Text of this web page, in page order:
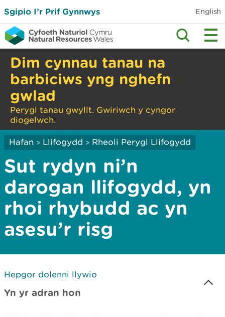
Sgipio I’r Prif Gynnwys English
Dim cynnau tanau na
barbiciws yng nghefn
gwlad
Perygl tanau gwyllt. Gwiriwch y cyngor
diogelwch.
Hafan > Llifogydd > Rheoli Perygl Llifogydd
Sut rydyn ni’n
darogan llifogydd, yn
rhoi rhybudd ac yn
asesu’r risg
Hepgor dolenni llywio
Yn yr adran hon